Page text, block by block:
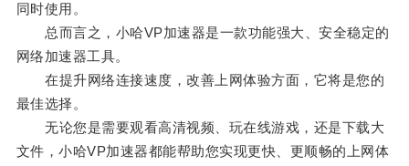
同时使用。
总而言之，小哈VP加速器是一款功能强大、安全稳定的
网络加速器工具。
在提升网络连接速度，改善上网体验方面，它将是您的
最佳选择。
无论您是需要观看高清视频、玩在线游戏，还是下载大
文件，小哈VP加速器都能帮助您实现更快、更顺畅的上网体